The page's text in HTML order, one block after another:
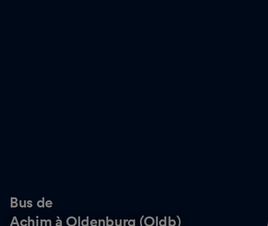
Bus de
Achim à Oldenburg (Oldb)